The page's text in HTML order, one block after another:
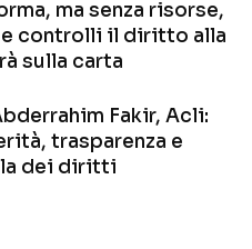
ma senza risorse,
e controlli il diritto alla
sulla carta
Fakir, Acli:
trasparenza e
dei diritti